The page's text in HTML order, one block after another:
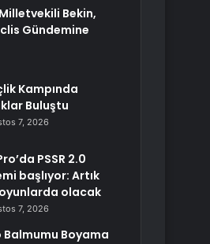
Bekin,
Gündemine
Kampında
Buluştu
7, 2026
PSSR 2.0
başlıyor: Artık
olacak
7, 2026
Balmumu Boyama